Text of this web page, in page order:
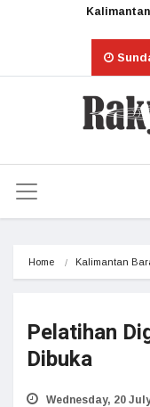
Home Kalimantan
Pelatihan
Dibuka
Wednesday, 20